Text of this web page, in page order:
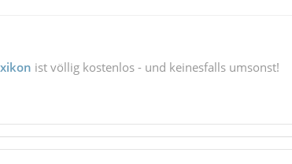
ist völlig kostenlos - und keinesfalls umsonst!